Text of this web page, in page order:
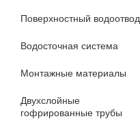
Поверхностный водоотвод
Водосточная система
Монтажные материалы
Двухслойные
гофрированные трубы